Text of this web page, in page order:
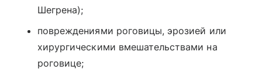
Шегрена);
повреждениями роговицы, эрозией или
хирургическими вмешательствами на
роговице;